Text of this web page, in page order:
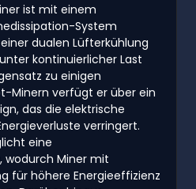
ist mit einem
System
dualen Lüfterkühlung
kontinuierlicher Last
zu einigen
Minern verfügt er über ein
das die elektrische
verringert.
eine
wodurch Miner mit
für höhere Energieeffizienz